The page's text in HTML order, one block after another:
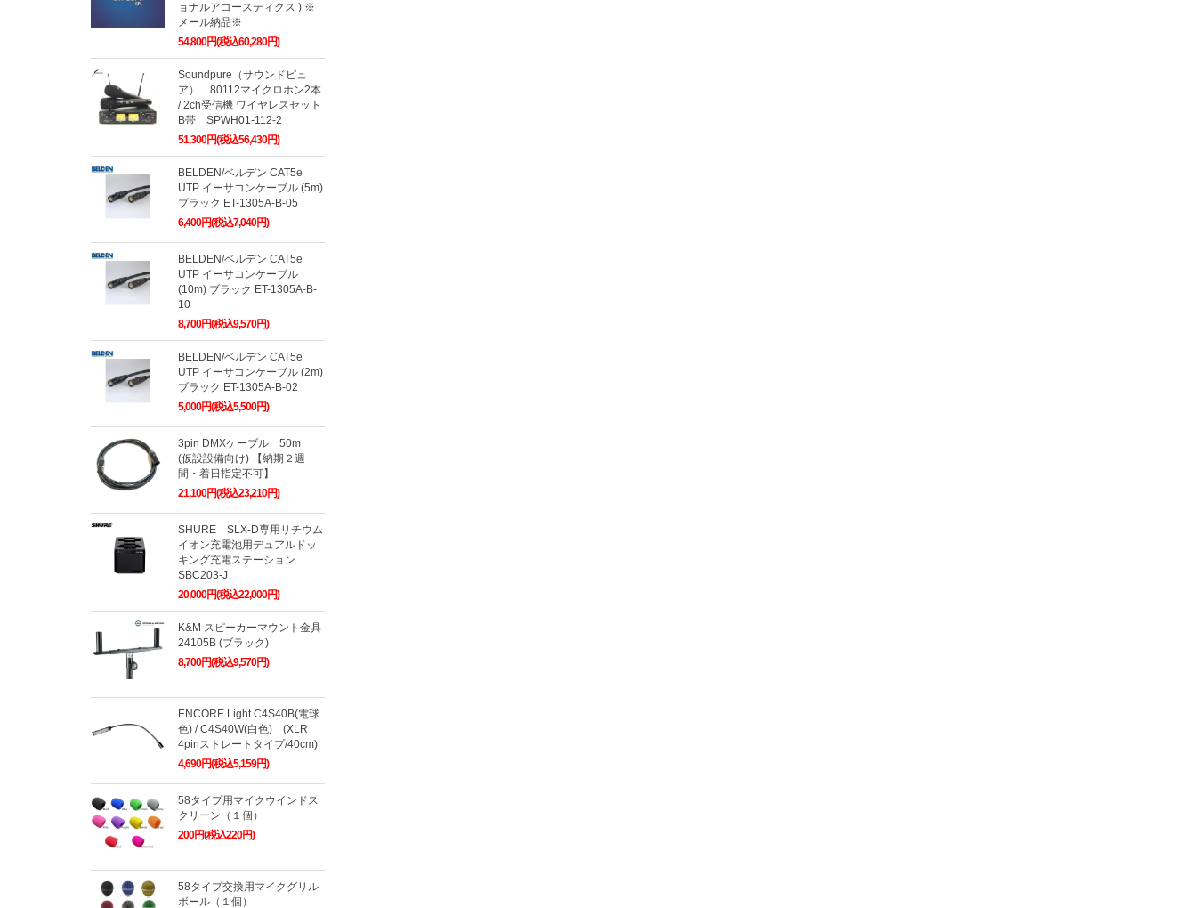
ョナルアコースティクス ) ※
メール納品※
54,800円(税込60,280円)
Soundpure（サウンドピュ
ア） 80112マイクロホン2本
/ 2ch受信機 ワイヤレスセット
B帯 SPWH01-112-2
51,300円(税込56,430円)
BELDEN/ベルデン CAT5e
UTP イーサコンケーブル (5m)
ブラック ET-1305A-B-05
6,400円(税込7,040円)
BELDEN/ベルデン CAT5e
UTP イーサコンケーブル
(10m) ブラック ET-1305A-B-
10
8,700円(税込9,570円)
BELDEN/ベルデン CAT5e
UTP イーサコンケーブル (2m)
ブラック ET-1305A-B-02
5,000円(税込5,500円)
3pin DMXケーブル 50m
(仮設設備向け) 【納期２週
間・着日指定不可】
21,100円(税込23,210円)
SHURE SLX-D専用リチウム
イオン充電池用デュアルドッ
キング充電ステーション
SBC203-J
20,000円(税込22,000円)
K&M スピーカーマウント金具
24105B (ブラック)
8,700円(税込9,570円)
ENCORE Light C4S40B(電球
色) / C4S40W(白色) (XLR
4pinストレートタイプ/40cm)
4,690円(税込5,159円)
58タイプ用マイクウインドス
クリーン（１個）
200円(税込220円)
58タイプ交換用マイクグリル
ボール（１個）